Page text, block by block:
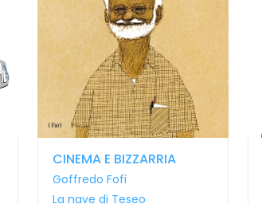
CINEMA E BIZZARRIA
Goffredo Fofi
La nave di Teseo